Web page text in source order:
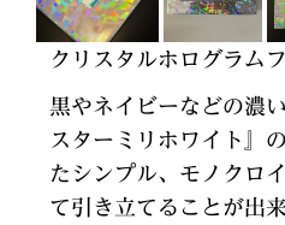
クリスタルホログラム
黒やネイビーなどの濃
スターミリホワイト』
たシンプル、モノクロ
て引き立てることが出